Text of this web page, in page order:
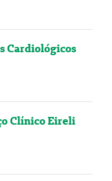
Cardiológicos
Clínico Eireli